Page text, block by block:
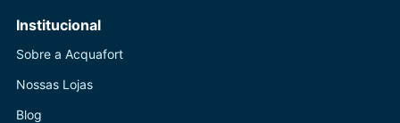
Institucional
Sobre a Acquafort
Nossas Lojas
Blog